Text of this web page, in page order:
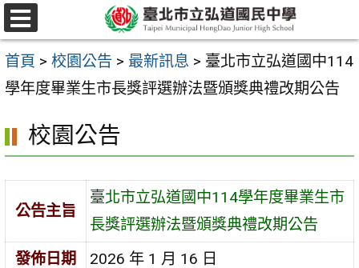
跳
至
主
要
容
區
選
單
首頁 > 校園公告 > 最新訊息 > 臺北市立弘道國中114
學年度畢業生市長獎評選辦法暨頒獎典禮改期公告
校園公告
公告主旨
臺北市立弘道國中114學年度畢業生市
長獎評選辦法暨頒獎典禮改期公告
發佈日期
2026 年 1 月 16 日